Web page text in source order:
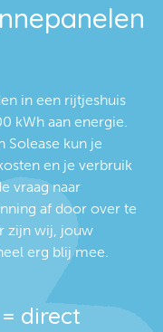
in een rijtjeshuis
kWh aan energie.
Solease kun je
en je verbruik
vraag naar
af door over te
zijn wij, jouw
erg blij mee.
direct